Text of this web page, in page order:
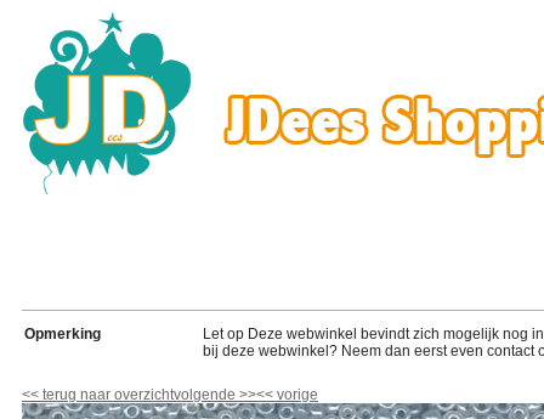
Opmerking
Let op Deze webwinkel bevindt zich mogelijk nog
bij deze webwinkel? Neem dan eerst even contact
<< terug naar overzichtvolgende >><< vorige